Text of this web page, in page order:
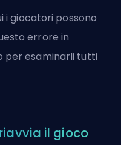
i giocatori possono
errore in
per esaminarli tutti
il gioco